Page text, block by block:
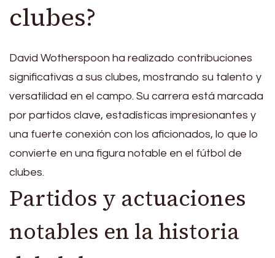
clubes?
David Wotherspoon ha realizado contribuciones
significativas a sus clubes, mostrando su talento y
versatilidad en el campo. Su carrera está marcada
por partidos clave, estadísticas impresionantes y
una fuerte conexión con los aficionados, lo que lo
convierte en una figura notable en el fútbol de
clubes.
Partidos y actuaciones
notables en la historia